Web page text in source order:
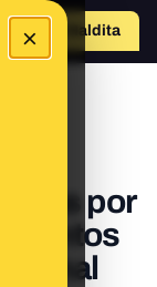
×
Hazte Maldita
por